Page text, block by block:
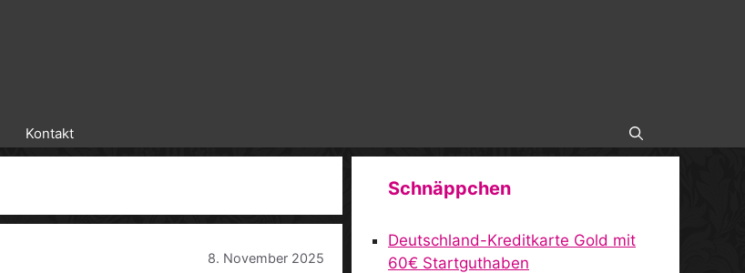
Kontakt
8. November 2025
Schnäppchen
Deutschland-Kreditkarte Gold mit
60€ Startguthaben